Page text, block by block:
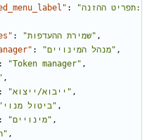
:
"תפריט ההזנה:
: "שמירת ההעדפות" ,
: "מנהל המינויים" ,
: "Token manager" ,
,
: "ייבוא/ייצוא" ,
"ביטול מנוי" ,
: "מינויים" ,
"חיפוש" ,